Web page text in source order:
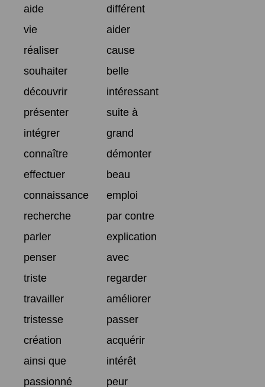
aide
différent
vie
aider
réaliser
cause
souhaiter
belle
découvrir
intéressant
présenter
suite à
intégrer
grand
connaître
démonter
effectuer
beau
connaissance
emploi
recherche
par contre
parler
explication
penser
avec
triste
regarder
travailler
améliorer
tristesse
passer
création
acquérir
ainsi que
intérêt
passionné
peur